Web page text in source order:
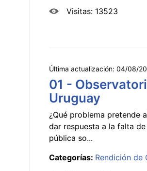
Visitas: 13523
Última actualización: 04/08/
01 -
Uruguay
¿Qué problema pretende
dar respuesta a la falta
pública so...
Categorías: Rendición de